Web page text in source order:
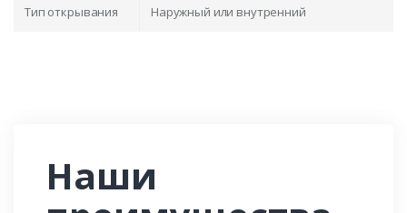
Тип открывания Наружный или внутренний
Наши